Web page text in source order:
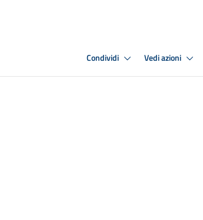
Condividi Vedi azioni